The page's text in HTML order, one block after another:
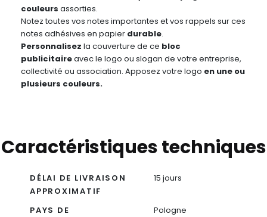
couleurs assorties.
Notez toutes vos notes importantes et vos rappels sur ces
notes adhésives en papier durable.
Personnalisez la couverture de ce bloc
publicitaireavec le logo ou slogan de votre entreprise,
collectivité ou association. Apposez votre logo en une ou
plusieurs couleurs.
Caractéristiques techniques
DÉLAI DE LIVRAISON
APPROXIMATIF
15 jours
PAYS DE
Pologne